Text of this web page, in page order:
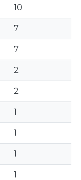
10
7
7
2
2
1
1
1
1